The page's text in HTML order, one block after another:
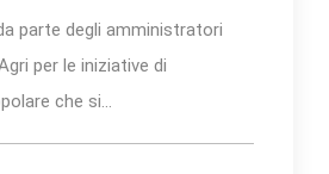
parte degli amministratori
per le iniziative di
che si...